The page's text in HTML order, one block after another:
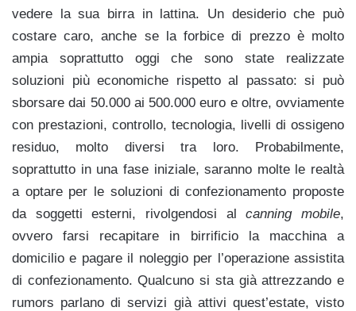
vedere la sua birra in lattina. Un desiderio che può
costare caro, anche se la forbice di prezzo è molto
ampia soprattutto oggi che sono state realizzate
soluzioni più economiche rispetto al passato: si può
sborsare dai 50.000 ai 500.000 euro e oltre, ovviamente
con prestazioni, controllo, tecnologia, livelli di ossigeno
residuo, molto diversi tra loro. Probabilmente,
soprattutto in una fase iniziale, saranno molte le realtà
a optare per le soluzioni di confezionamento proposte
da soggetti esterni, rivolgendosi alcanning mobile,
ovvero farsi recapitare in birrificio la macchina a
domicilio e pagare il noleggio per l’operazione assistita
di confezionamento. Qualcuno si sta già attrezzando e
rumors parlano di servizi già attivi quest’estate, visto